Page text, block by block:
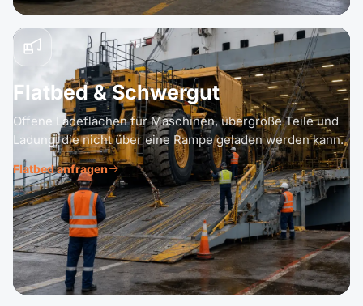
Flatbed & Schwergut
Offene Ladeflächen für Maschinen, übergroße Teile und
Ladung, die nicht über eine Rampe geladen werden kann.
Flatbed anfragen